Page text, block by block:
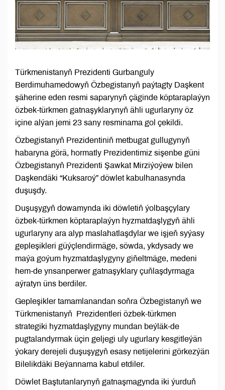
Türkmenistanyň Prezidenti Gurbanguly
Berdimuhamedowyň Özbegistanyň paýtagty Daşkent
şäherine eden resmi saparynyň çäginde köptaraplaýyn
özbek-türkmen gatnaşyklarynyň ähli ugurlaryny öz
içine alýan jemi 23 sany resminama gol çekildi.
Özbegistanyň Prezidentiniň metbugat gullugynyň
habaryna görä, hormatly Prezidentimiz sişenbe güni
Özbegistanyň Prezidenti Şawkat Mirziýoýew bilen
Daşkendäki “Kuksaroý” döwlet kabulhanasynda
duşuşdy.
Duşuşygyň dowamynda iki döwletiň ýolbaşçylary
özbek-türkmen köptaraplaýyn hyzmatdaşlygyň ähli
ugurlaryny ara alyp maslahatlaşdylar we işjeň syýasy
gepleşikleri güýçlendirmäge, söwda, ykdysady we
maýa goýum hyzmatdaşlygyny giňeltmäge, medeni
hem-de ynsanperwer gatnaşyklary çuňlaşdyrmaga
aýratyn üns berdiler.
Gepleşikler tamamlanandan soňra Özbegistanyň we
Türkmenistanyň Prezidentleri özbek-türkmen
strategiki hyzmatdaşlygyny mundan beýläk-de
pugtalandyrmak üçin geljegi uly ugurlary kesgitleýän
ýokary derejeli duşuşygyň esasy netijelerini görkezýän
Bilelikdäki Beýannama kabul etdiler.
Döwlet Baştutanlarynyň gatnaşmagynda iki ýurduň